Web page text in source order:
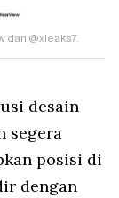
dan @xleaks7.
desain
segera
posisi di
dengan